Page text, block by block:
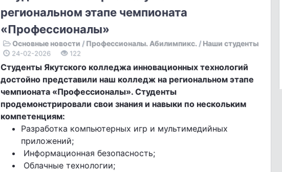
региональном этапе чемпионата
«Профессионалы»
Основные новости / Профессионалы. Абилимпикс. / Наши студенты
24-02-2026 122
Студенты Якутского колледжа инновационных технологий
достойно представили наш колледж на региональном этапе
чемпионата «Профессионалы». Студенты
продемонстрировали свои знания и навыки по нескольким
компетенциям:
Разработка компьютерных игр и мультимедийных
приложений;
Информационная безопасность;
Облачные технологии;